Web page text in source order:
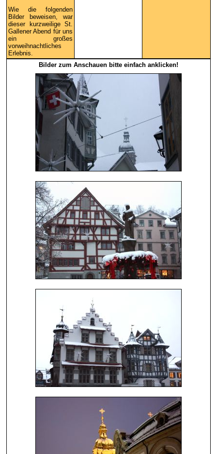
Wie die folgenden
Bilder beweisen, war
dieser kurzweilige St.
Gallener Abend für uns
ein großes
vorweihnachtliches
Erlebnis.
Bilder zum Anschauen bitte einfach anklicken!